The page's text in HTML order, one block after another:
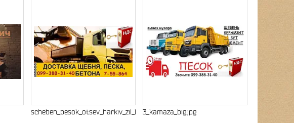
scheben_pesok_otsev_harkiv_zil_kamaz.jpg3_kamaza_big.jpg